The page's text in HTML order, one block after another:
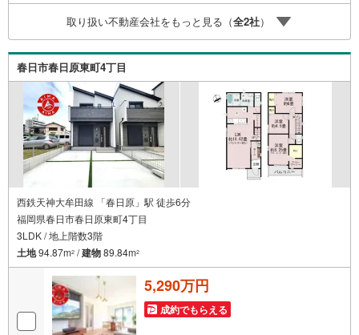
が難しいと言われた方、転職後で審査にご不安の方もご相
談ください■ご見学についてご見学のご予約は前日までにい
ただければ調整しやすく、当日でも空きがあればご案内で
きます。お子様連れでもどうぞ。現地でご覧いただきたい
点や、周辺の様子についてもその場でご説明いたします
取り扱い不動産会社をもっと見る（全2社）
春日市春日原東町4丁目
西鉄天神大牟田線 「春日原」駅 徒歩6分
福岡県春日市春日原東町4丁目
3LDK / 地上階数3階
土地94.87m2 /建物89.84m2
5,290万円
成約でもらえる